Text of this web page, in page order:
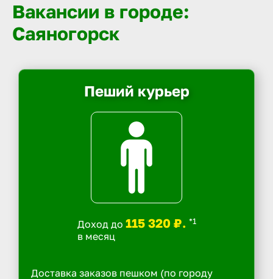
Вакансии в городе:
Саяногорск
Пеший курьер
Доход до 115 320 ₽. *1
в месяц
Доставка заказов пешком (по городу